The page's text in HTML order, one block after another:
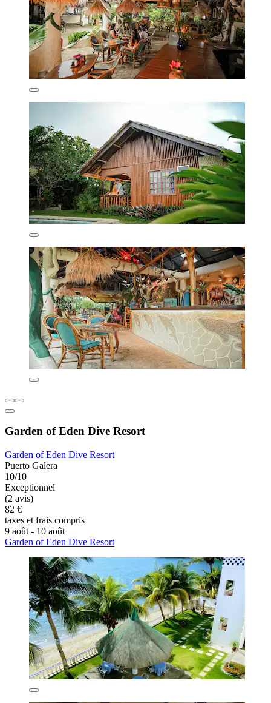
Garden of Eden Dive Resort
Garden of Eden Dive Resort
Puerto Galera
10/10
Exceptionnel
(2 avis)
82 €
taxes et frais compris
9 août - 10 août
Garden of Eden Dive Resort